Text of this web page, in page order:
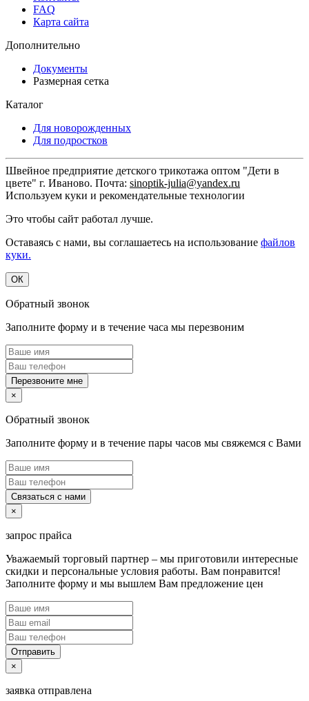
FAQ
Карта сайта
Дополнительно
Документы
Размерная сетка
Каталог
Для новорожденных
Для подростков
Швейное предприятие детского трикотажа оптом "Дети в
цвете" г. Иваново. Почта: sinoptik-julia@yandex.ru
Используем куки и рекомендательные технологии
Это чтобы сайт работал лучше.
Оставаясь с нами, вы соглашаетесь на использование файлов
куки.
ОК
Обратный звонок
Заполните форму и в течение часа мы перезвоним
Перезвоните мне
×
Обратный звонок
Заполните форму и в течение пары часов мы свяжемся с Вами
Связаться с нами
×
запрос прайса
Уважаемый торговый партнер – мы приготовили интересные
скидки и персональные условия работы. Вам понравится!
Заполните форму и мы вышлем Вам предложение цен
Отправить
×
заявка отправлена